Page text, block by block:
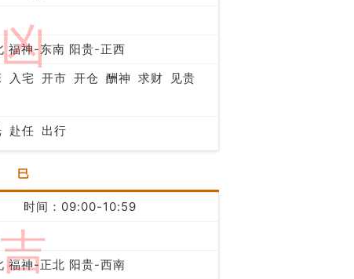
凶
福神-东南 阳贵-正西
入宅 开市 开仓 酬神 求财
见贵
赴任 出行
巳
吉
时间：09:00-10:59
福神-正北 阳贵-西南